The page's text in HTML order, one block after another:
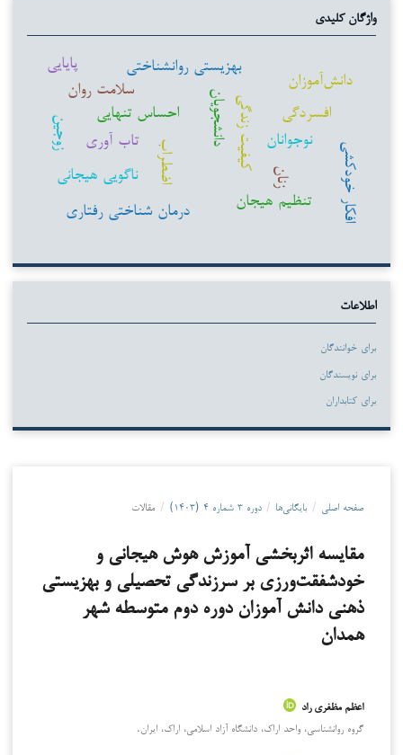
واژگان کلیدی
اضطراب
دانشجویانکیفیت زندگی نوجوانان
افسردگی
بهزیستی روانشناختی
دانش‌آموزان
زنان
تنظیم هیجان
درمان شناختی رفتاری
ناگویی هیجانی
احساس تنهایی
زوجین
افکار خودکشی
تاب آوری
سلامت روان
پایایی
اطلاعات
برای خوانندگان
برای نویسندگان
برای کتابداران
صفحه اصلی / بایگانی‌ها / دوره ۳ شماره ۴ (۱۴۰۳) / مقالات
مقایسه اثربخشی آموزش هوش هیجانی و
خودشفقت‌ورزی بر سرزندگی تحصیلی و بهزیستی
ذهنی دانش آموزان دوره دوم متوسطه شهر
همدان
اعظم مظفری راد
گروه روانشناسی، واحد اراک، دانشگاه آزاد اسلامی، اراک، ایران.